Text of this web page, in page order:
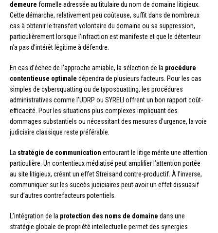
demeure formelle adressée au titulaire du nom de domaine litigieux.
Cette démarche, relativement peu coûteuse, suffit dans de nombreux
cas à obtenir le transfert volontaire du domaine ou sa suppression,
particulièrement lorsque l’infraction est manifeste et que le détenteur
n’a pas d’intérêt légitime à défendre.
En cas d’échec de l’approche amiable, la sélection de la procédure
contentieuse optimale dépendra de plusieurs facteurs. Pour les cas
simples de cybersquatting ou de typosquatting, les procédures
administratives comme l’UDRP ou SYRELI offrent un bon rapport coût-
efficacité. Pour les situations plus complexes impliquant des
dommages substantiels ou nécessitant des mesures d’urgence, la voie
judiciaire classique reste préférable.
La stratégie de communication entourant le litige mérite une attention
particulière. Un contentieux médiatisé peut amplifier l’attention portée
au site litigieux, créant un effet Streisand contre-productif. À l’inverse,
communiquer sur les succès judiciaires peut avoir un effet dissuasif
sur d’autres contrefacteurs potentiels.
L’intégration de la protection des noms de domaine dans une
stratégie globale de propriété intellectuelle permet des synergies